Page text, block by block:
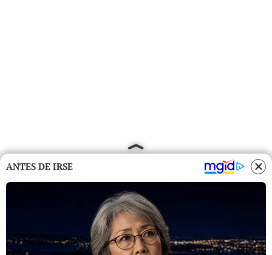
ANTES DE IRSE